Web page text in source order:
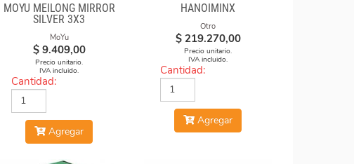
MOYU MEILONG MIRROR
SILVER 3X3
MoYu
$ 9.409,00
Precio unitario.
IVA incluido.
Cantidad:
Agregar
HANOIMINX
Otro
$ 219.270,00
Precio unitario.
IVA incluido.
Cantidad:
Agregar